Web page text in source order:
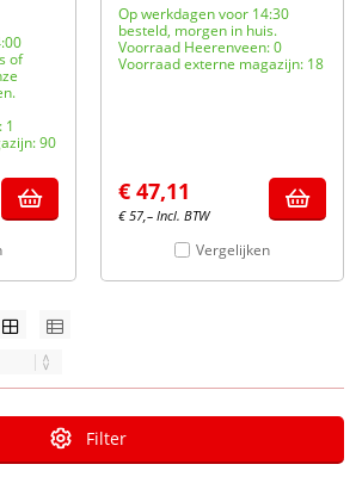
of
1
90
Op werkdagen voor 14:30
besteld, morgen in huis.
Voorraad Heerenveen: 0
Voorraad externe magazijn: 18
€ 47,11
€57,– Incl. BTW
Vergelijken
Filter